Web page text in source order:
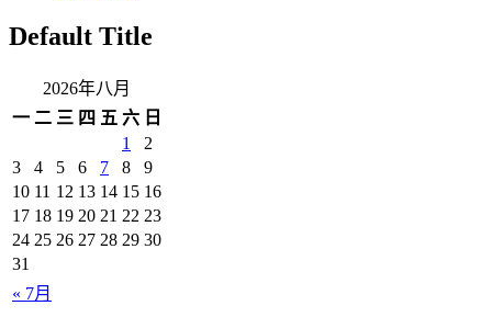
Default Title
2026年八月
一 二 三 四 五 六 日
« 7月
1
2
3
4 5 6 7 8
9
10 11 12 13 14 15 16
17 18 19 20 21 22 23
24 25 26 27 28 29 30
31